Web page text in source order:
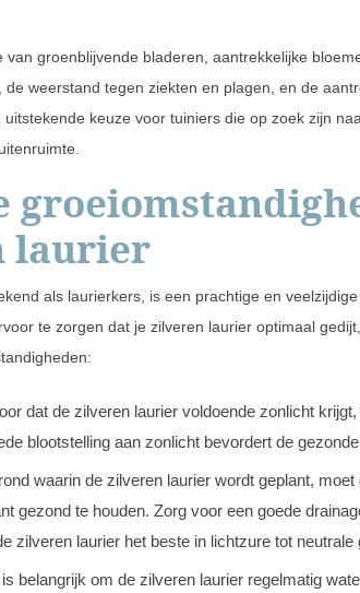
van groenblijvende bladeren, aantrekkelijke
weerstand tegen ziekten en plagen, en de
keuze voor tuiniers die op zoek zijn
laurier
als laurierkers, is een prachtige en
te zorgen dat je zilveren laurier optimaal
dat de zilveren laurier voldoende zonlicht
blootstelling aan zonlicht bevordert de
waarin de zilveren laurier wordt geplant,
gezond te houden. Zorg voor een goede
zilveren laurier het beste in lichtzure tot
belangrijk om de zilveren laurier regelmatig